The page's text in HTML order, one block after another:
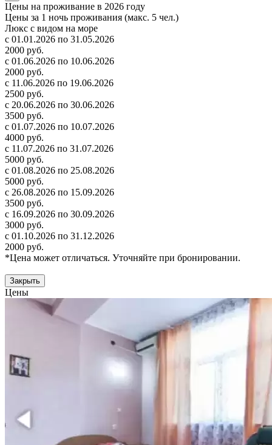
Цены на проживание в 2026 году
Цены за 1 ночь проживания (макс. 5 чел.)
Люкс с видом на море
с 01.01.2026 по 31.05.2026
2000 руб.
с 01.06.2026 по 10.06.2026
2000 руб.
с 11.06.2026 по 19.06.2026
2500 руб.
с 20.06.2026 по 30.06.2026
3500 руб.
с 01.07.2026 по 10.07.2026
4000 руб.
с 11.07.2026 по 31.07.2026
5000 руб.
с 01.08.2026 по 25.08.2026
5000 руб.
с 26.08.2026 по 15.09.2026
3500 руб.
с 16.09.2026 по 30.09.2026
3000 руб.
с 01.10.2026 по 31.12.2026
2000 руб.
*Цена может отличаться. Уточняйте при бронировании.
Закрыть
Цены